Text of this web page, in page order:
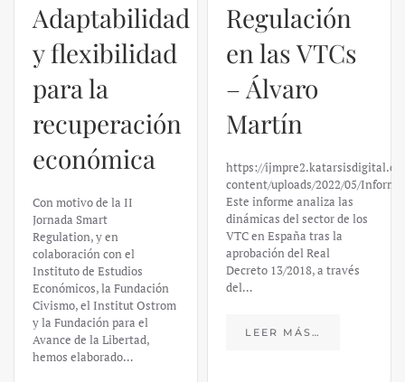
Adaptabilidad
y flexibilidad
para la
recuperación
económica
Con motivo de la II
Jornada Smart
Regulation, y en
colaboración con el
Instituto de Estudios
Económicos, la Fundación
Civismo, el Institut Ostrom
y la Fundación para el
Avance de la Libertad,
hemos elaborado…
Regulación
en las VTCs
– Álvaro
Martín
https://
content/uploads/2022/05/
Este informe analiza las
dinámicas del sector de los
VTC en España tras la
aprobación del Real
Decreto 13/2018, a través
del…
LEER MÁS…